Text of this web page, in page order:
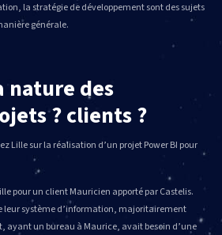
la stratégie de développement sont des sujets
générale.
nature des
? clients ?
Lille sur la réalisation d’un projet Power BI pour
pour un client Mauricien apporté par Castelis.
leur système d’information, majoritairement
ayant un bureau à Maurice, avait besoin d’une